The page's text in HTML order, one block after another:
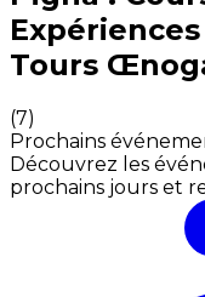
Tours
(7)
Prochains
Découvrez les
prochains jours et